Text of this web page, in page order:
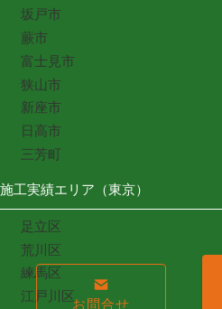
坂戸市
蕨市
富士見市
狭山市
新座市
日高市
三芳町
施工実績エリア（東京）
足立区
荒川区
練馬区
江戸川区
お問合せ